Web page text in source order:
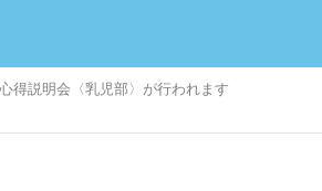
得説明会〈乳児部〉が行われます